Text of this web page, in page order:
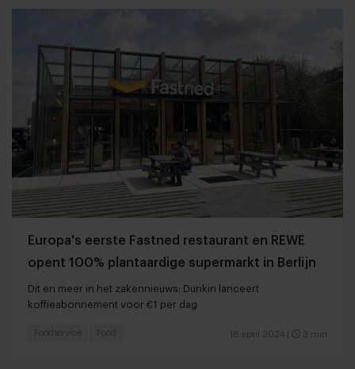
Europa's eerste Fastned restaurant en REWE
opent 100% plantaardige supermarkt in Berlijn
Dit en meer in het zakennieuws: Dunkin lanceert
koffieabonnement voor €1 per dag
16 april 2024 3 min
Foodservice Food